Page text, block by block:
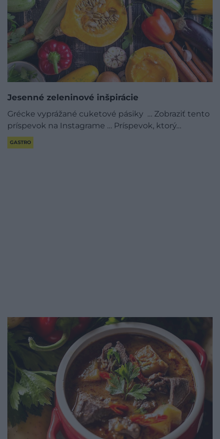
Jesenné zeleninové inšpirácie
Grécke vyprážané cuketové pásiky … Zobraziť tento
príspevok na Instagrame … Príspevok, ktorý…
GASTRO